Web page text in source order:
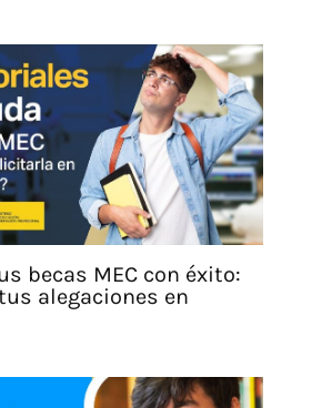
becas MEC con éxito:
alegaciones en